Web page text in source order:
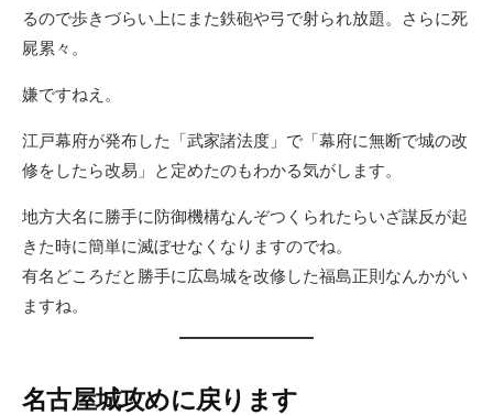
るので歩きづらい上にまた鉄砲や弓で射られ放題。さらに死
屍累々。
嫌ですねえ。
江戸幕府が発布した「武家諸法度」で「幕府に無断で城の改
修をしたら改易」と定めたのもわかる気がします。
地方大名に勝手に防御機構なんぞつくられたらいざ謀反が起
きた時に簡単に滅ぼせなくなりますのでね。
有名どころだと勝手に広島城を改修した福島正則なんかがい
ますね。
名古屋城攻めに戻ります